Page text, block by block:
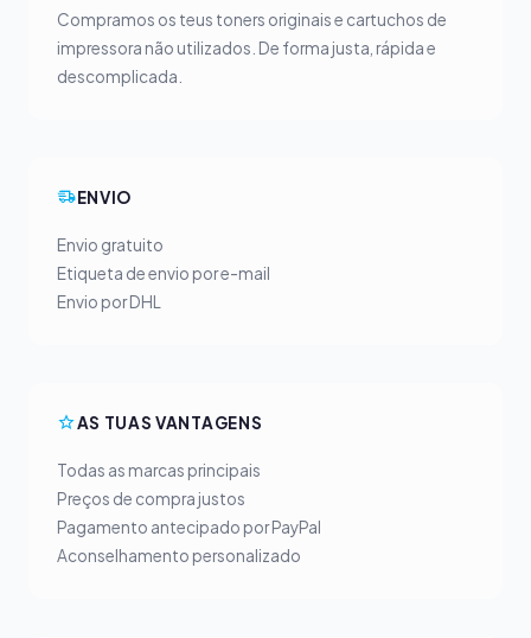
Compramos os teus toners originais e cartuchos de
impressora não utilizados. De forma justa, rápida e
descomplicada.
ENVIO
Envio gratuito
Etiqueta de envio por e-mail
Envio por DHL
AS TUAS VANTAGENS
Todas as marcas principais
Preços de compra justos
Pagamento antecipado por PayPal
Aconselhamento personalizado